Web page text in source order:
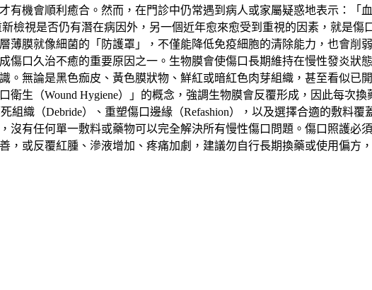
有機會順利癒合。然而，在門診中仍常遇到病人或家屬疑惑地表示：「
檢視是否仍有潛在病因外，另一個近年愈來愈受到重視的因素，就是
薄膜就像細菌的「防護罩」，不僅能降低免疫細胞的清除能力，也會削
傷口久治不癒的重要原因之一。生物膜會使傷口長期維持在慢性發炎狀
。無論是黑色痂皮、黃色膜狀物、鮮紅或暗紅色肉芽組織，甚至看似已
衛生（Wound Hygiene）」的概念，強調生物膜會反覆形成，因此每次
組織（Debride）、重塑傷口邊緣（Refashion），以及選擇合適的敷料
沒有任何單一敷料或藥物可以完全解決所有慢性傷口問題。傷口照護必
，或反覆紅腫、滲液增加、疼痛加劇，建議勿自行長期換藥或使用偏方